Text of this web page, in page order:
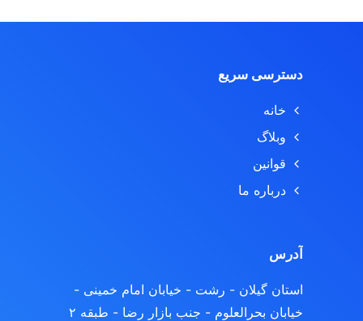
دسترسی سریع
خانه
وبلاگ
قوانین
درباره ما
آدرس
استان گیلان - رشت - خیابان امام خمینی -
خیابان بحرالعلوم - جنب بازار رضا - طبقه ۲